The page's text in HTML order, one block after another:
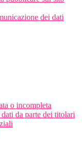
dei dati
o incompleta
da parte dei titolari